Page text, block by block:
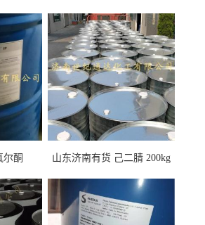
尔酮
山东济南有货 己二腈 200kg